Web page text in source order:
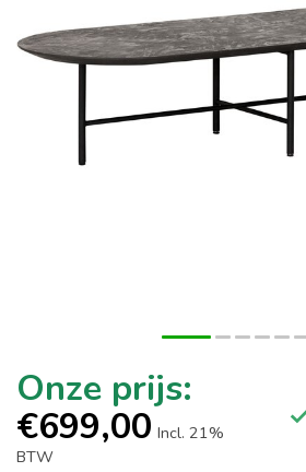
€699,00 Incl. 21%
BTW